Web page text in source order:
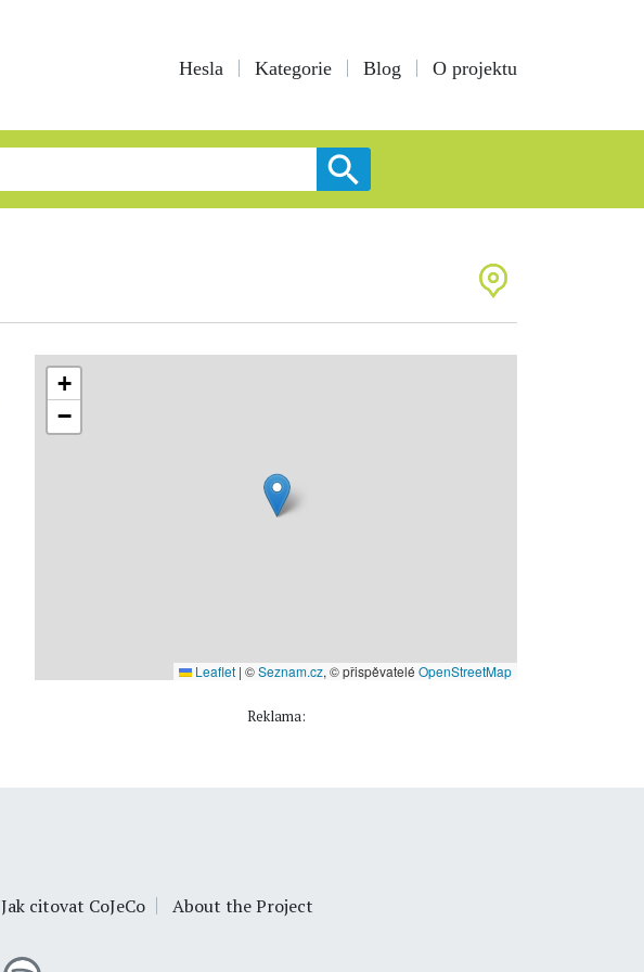
Hesla Kategorie Blog O projektu
+
−
Leaflet | ©Seznam.cz, © přispěvatelé OpenStreetMap
Reklama:
Jak citovat CoJeCo About the Project